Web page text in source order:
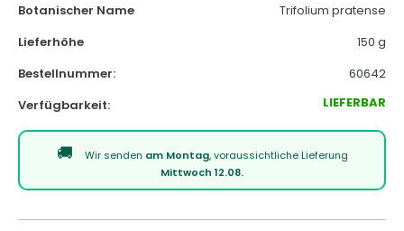
Botanischer Name
Trifolium pratense
Lieferhöhe
150 g
Bestellnummer:
60642
Verfügbarkeit:
LIEFERBAR
Wir senden am Montag, voraussichtliche Lieferung
Mittwoch 12.08.